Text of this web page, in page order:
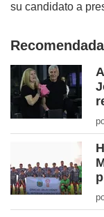
su candidato a